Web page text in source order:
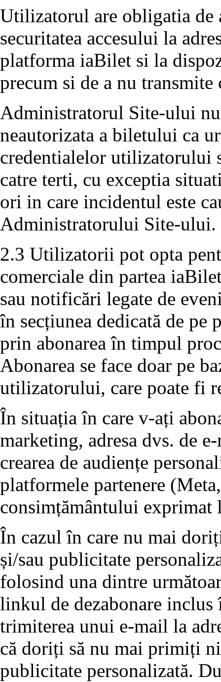
Utilizatorul are obligatia de
securitatea accesului la
platforma iaBilet si la
precum si de a nu
Administratorul Site-ului
neautorizata a biletului ca
credentialelor utilizatorului
catre terti, cu exceptia
ori in care incidentul este
Administratorului Site-ului.
2.3 Utilizatorii pot opta
comerciale din partea
sau notificări legate de
în secțiunea dedicată de pe
prin abonarea în timpul
Abonarea se face doar pe
utilizatorului, care poate fi
În situația în care v-ați
marketing, adresa dvs. de
crearea de audiențe
platformele partenere
consimțământului exprimat
În cazul în care nu mai
și/sau publicitate
folosind una dintre
linkul de dezabonare
trimiterea unui e-mail la
că doriți să nu mai primiți
publicitate personalizată.